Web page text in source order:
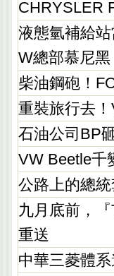
CHRYSLER
液態氫補給
W總部慕尼黑
柴油鋼砲！
重裝旅行去
石油公司BP
VW Beetle千
公路上的總
九月底前，
重送
中華三菱體